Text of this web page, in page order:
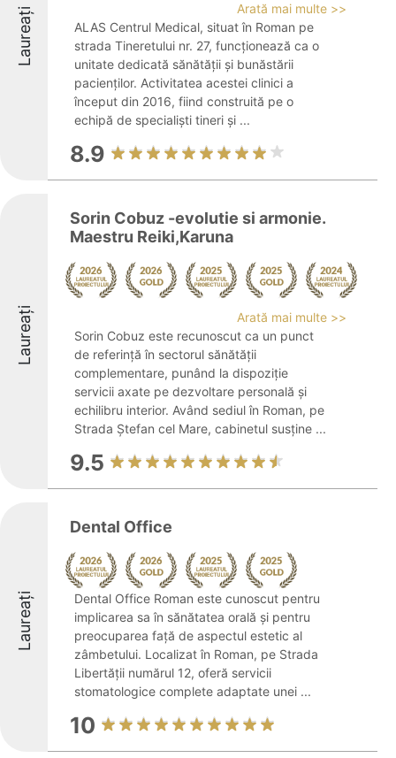
Laureați
Arată mai multe >>
ALAS Centrul Medical, situat în Roman pe
strada Tineretului nr. 27, funcționează ca o
unitate dedicată sănătății și bunăstării
pacienților. Activitatea acestei clinici a
început din 2016, fiind construită pe o
echipă de specialiști tineri și ...
8.9
Laureați
Sorin Cobuz -evolutie si armonie.
Maestru Reiki,Karuna
Arată mai multe >>
Sorin Cobuz este recunoscut ca un punct
de referință în sectorul sănătății
complementare, punând la dispoziție
servicii axate pe dezvoltare personală și
echilibru interior. Având sediul în Roman, pe
Strada Ștefan cel Mare, cabinetul susține ...
9.5
Laureați
Dental Office
Dental Office Roman este cunoscut pentru
implicarea sa în sănătatea orală și pentru
preocuparea față de aspectul estetic al
zâmbetului. Localizat în Roman, pe Strada
Libertății numărul 12, oferă servicii
stomatologice complete adaptate unei ...
10